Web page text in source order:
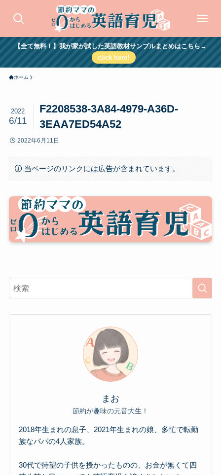
【全て無料！】我が家が試した英語教材サンプルまとめはこちら→
click here!
ホーム
F2208538-3A84-4979-A36D-
3EAA7ED54A52
2022
6/11
2022年6月11日
当ページのリンクには広告が含まれています。
まお
節約が趣味の元音大生！
2018年生まれの息子、2021年生まれの娘、多忙で転勤
族なパパの4人家族。
30代で待望の子供を授かったものの、お金が無くて四